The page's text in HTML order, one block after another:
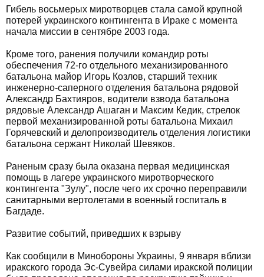
Гибель восьмерых миротворцев стала самой крупной
потерей украинского контингента в Ираке с момента
начала миссии в сентябре 2003 года.
Кроме того, ранения получили командир роты
обеспечения 72-го отдельного механизированного
батальона майор Игорь Козлов, старший техник
инженерно-саперного отделения батальона рядовой
Александр Бахтияров, водители взвода батальона
рядовые Александр Ашаган и Максим Кедик, стрелок
первой механизированной роты батальона Михаил
Горячевский и делопроизводитель отделения логистики
батальона сержант Николай Шевяков.
Раненым сразу была оказана первая медицинская
помощь в лагере украинского миротворческого
контингента "Зулу", после чего их срочно переправили
санитарными вертолетами в военный госпиталь в
Багдаде.
Развитие событий, приведших к взрыву
Как сообщили в Минобороны Украины, 9 января вблизи
иракского города Эс-Сувейра силами иракской полиции